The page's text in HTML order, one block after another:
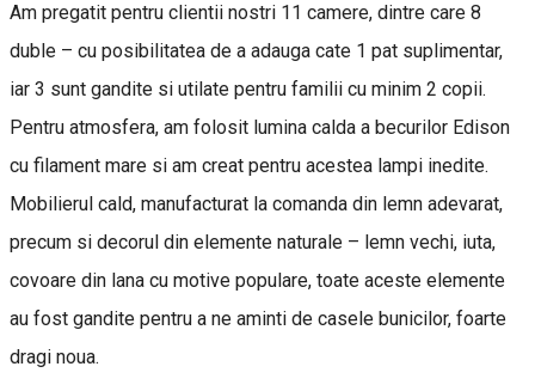
Am pregatit pentru clientii nostri 11 camere, dintre care 8
duble – cu posibilitatea de a adauga cate 1 pat suplimentar,
iar 3 sunt gandite si utilate pentru familii cu minim 2 copii.
Pentru atmosfera, am folosit lumina calda a becurilor Edison
cu filament mare si am creat pentru acestea lampi inedite.
Mobilierul cald, manufacturat la comanda din lemn adevarat,
precum si decorul din elemente naturale – lemn vechi, iuta,
covoare din lana cu motive populare, toate aceste elemente
au fost gandite pentru a ne aminti de casele bunicilor, foarte
dragi noua.